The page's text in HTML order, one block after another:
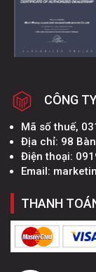
CÔNG
Mã số thuế,
Địa chỉ: 98
Điện thoại:
Email:
THANH